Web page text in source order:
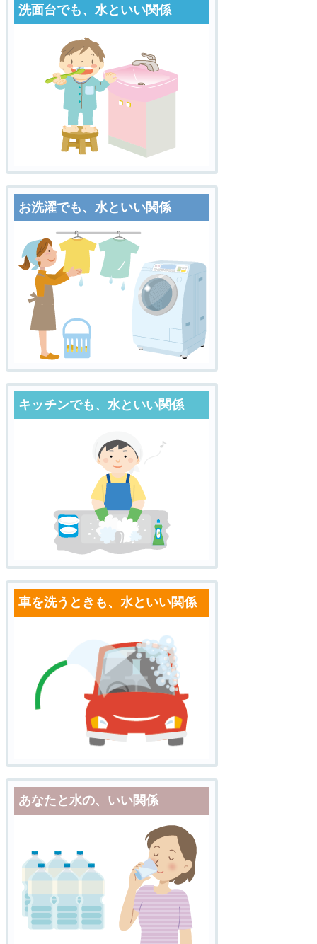
洗面台でも、水といい関係
お洗濯でも、水といい関係
キッチンでも、水といい関係
車を洗うときも、水といい関係
あなたと水の、いい関係